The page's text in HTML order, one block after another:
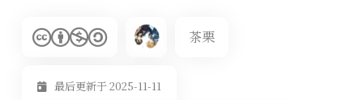
茶栗
最后更新于 2025-11-11